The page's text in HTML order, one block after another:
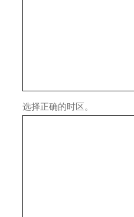
选择正确的时区。